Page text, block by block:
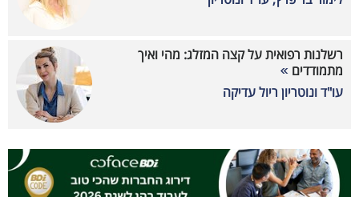
רשלנות רפואית על קצה המזלג: מהי ואיך
מתמודדים
עו"ד ונוטריון ריול עדיקה